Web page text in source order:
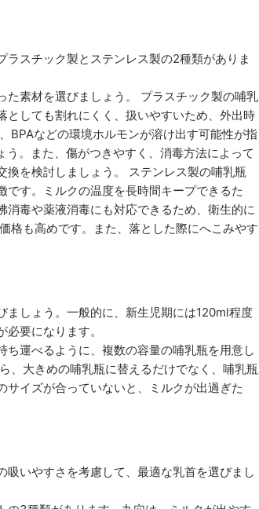
スチック製とステンレス製の2種類がありま
素材を選びましょう。 プラスチック製の哺乳
しても割れにくく、扱いやすいため、外出時
BPAなどの環境ホルモンが溶け出す可能性が指
。また、傷がつきやすく、消毒方法によって
を検討しましょう。 ステンレス製の哺乳瓶
す。ミルクの温度を長時間キープできるた
毒や薬液消毒にも対応できるため、衛生的に
格も高めです。また、落とした際にへこみやす
ましょう。一般的に、新生児期には120ml程度
要になります。
運べるように、複数の容量の哺乳瓶を用意し
、大きめの哺乳瓶に替えるだけでなく、哺乳瓶
イズが合っていないと、ミルクが出過ぎた
いやすさを考慮して、最適な乳首を選びまし